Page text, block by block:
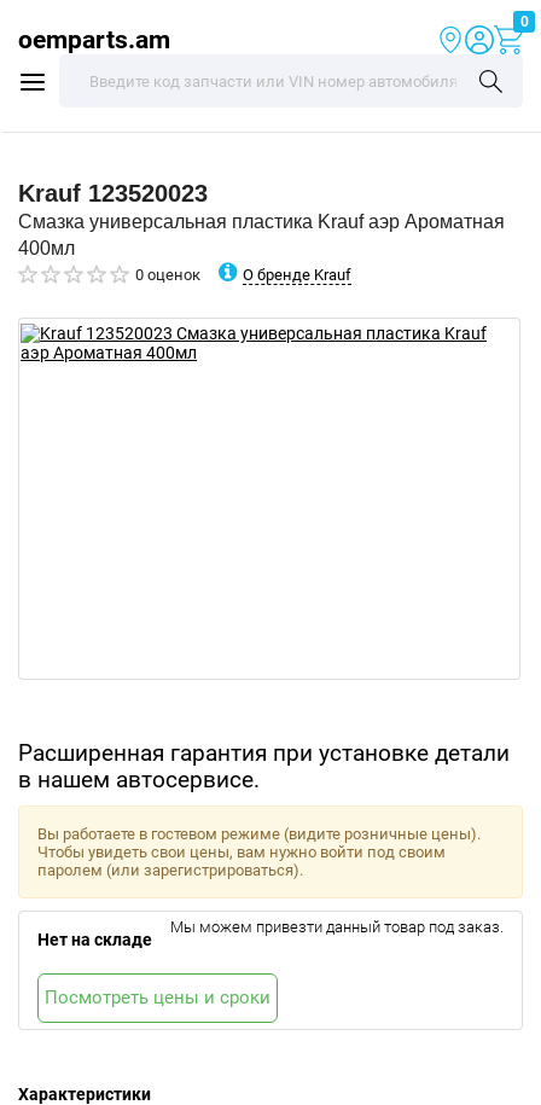
oemparts.am
0
Krauf 123520023
Смазка универсальная пластика Krauf аэр Ароматная
400мл
0 оценок О бренде Krauf
Расширенная гарантия при установке детали
в нашем автосервисе.
Характеристики
Вы работаете в гостевом режиме (видите розничные цены).
Чтобы увидеть свои цены, вам нужно войти под своим
паролем (или зарегистрироваться).
Нет на складе
Мы можем привезти данный товар под заказ.
Посмотреть цены и сроки